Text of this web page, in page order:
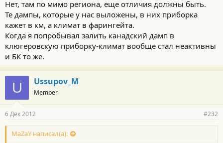
Нет, там по мимо региона, еще отличия должны быть.
Те дампы, которые у нас выложены, в них приборка
кажет в км, а климат в фарингейта.
Когда я попробывал залить канадский дамп в
клюгеровскую приборку-климат вообще стал неактивны
и БК то же.
U Ussupov_M
Member
6 Дек 2012 #232
MaZaY написал(а):